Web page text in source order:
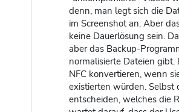
denn, man legt sich die
im Screenshot an. Aber
keine Dauerlösung sein.
aber das Backup-
normalisierte Dateien gibt.
NFC konvertieren, wenn
existierten würden. Selbst
entscheiden, welches die